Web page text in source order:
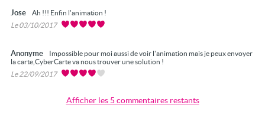
Jose
Ah !!! Enfin l'animation !
Le 03/10/2017
Anonyme
Impossible pour moi aussi de voir l'animation mais je peux envoyer
la carte,CyberCarte va nous trouver une solution !
Le 22/09/2017
Afficher les 5 commentaires restants